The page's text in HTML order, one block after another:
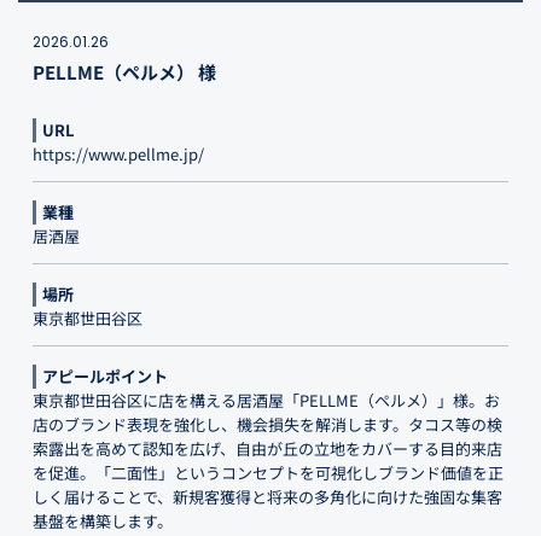
2026.01.26
PELLME（ペルメ） 様
URL
https://www.pellme.jp/
業種
居酒屋
場所
東京都世田谷区
アピールポイント
東京都世田谷区に店を構える居酒屋「PELLME（ペルメ）」様。お
店のブランド表現を強化し、機会損失を解消します。タコス等の検
索露出を高めて認知を広げ、自由が丘の立地をカバーする目的来店
を促進。「二面性」というコンセプトを可視化しブランド価値を正
しく届けることで、新規客獲得と将来の多角化に向けた強固な集客
基盤を構築します。